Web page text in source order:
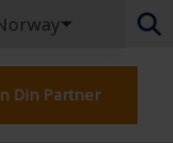
Din Partner